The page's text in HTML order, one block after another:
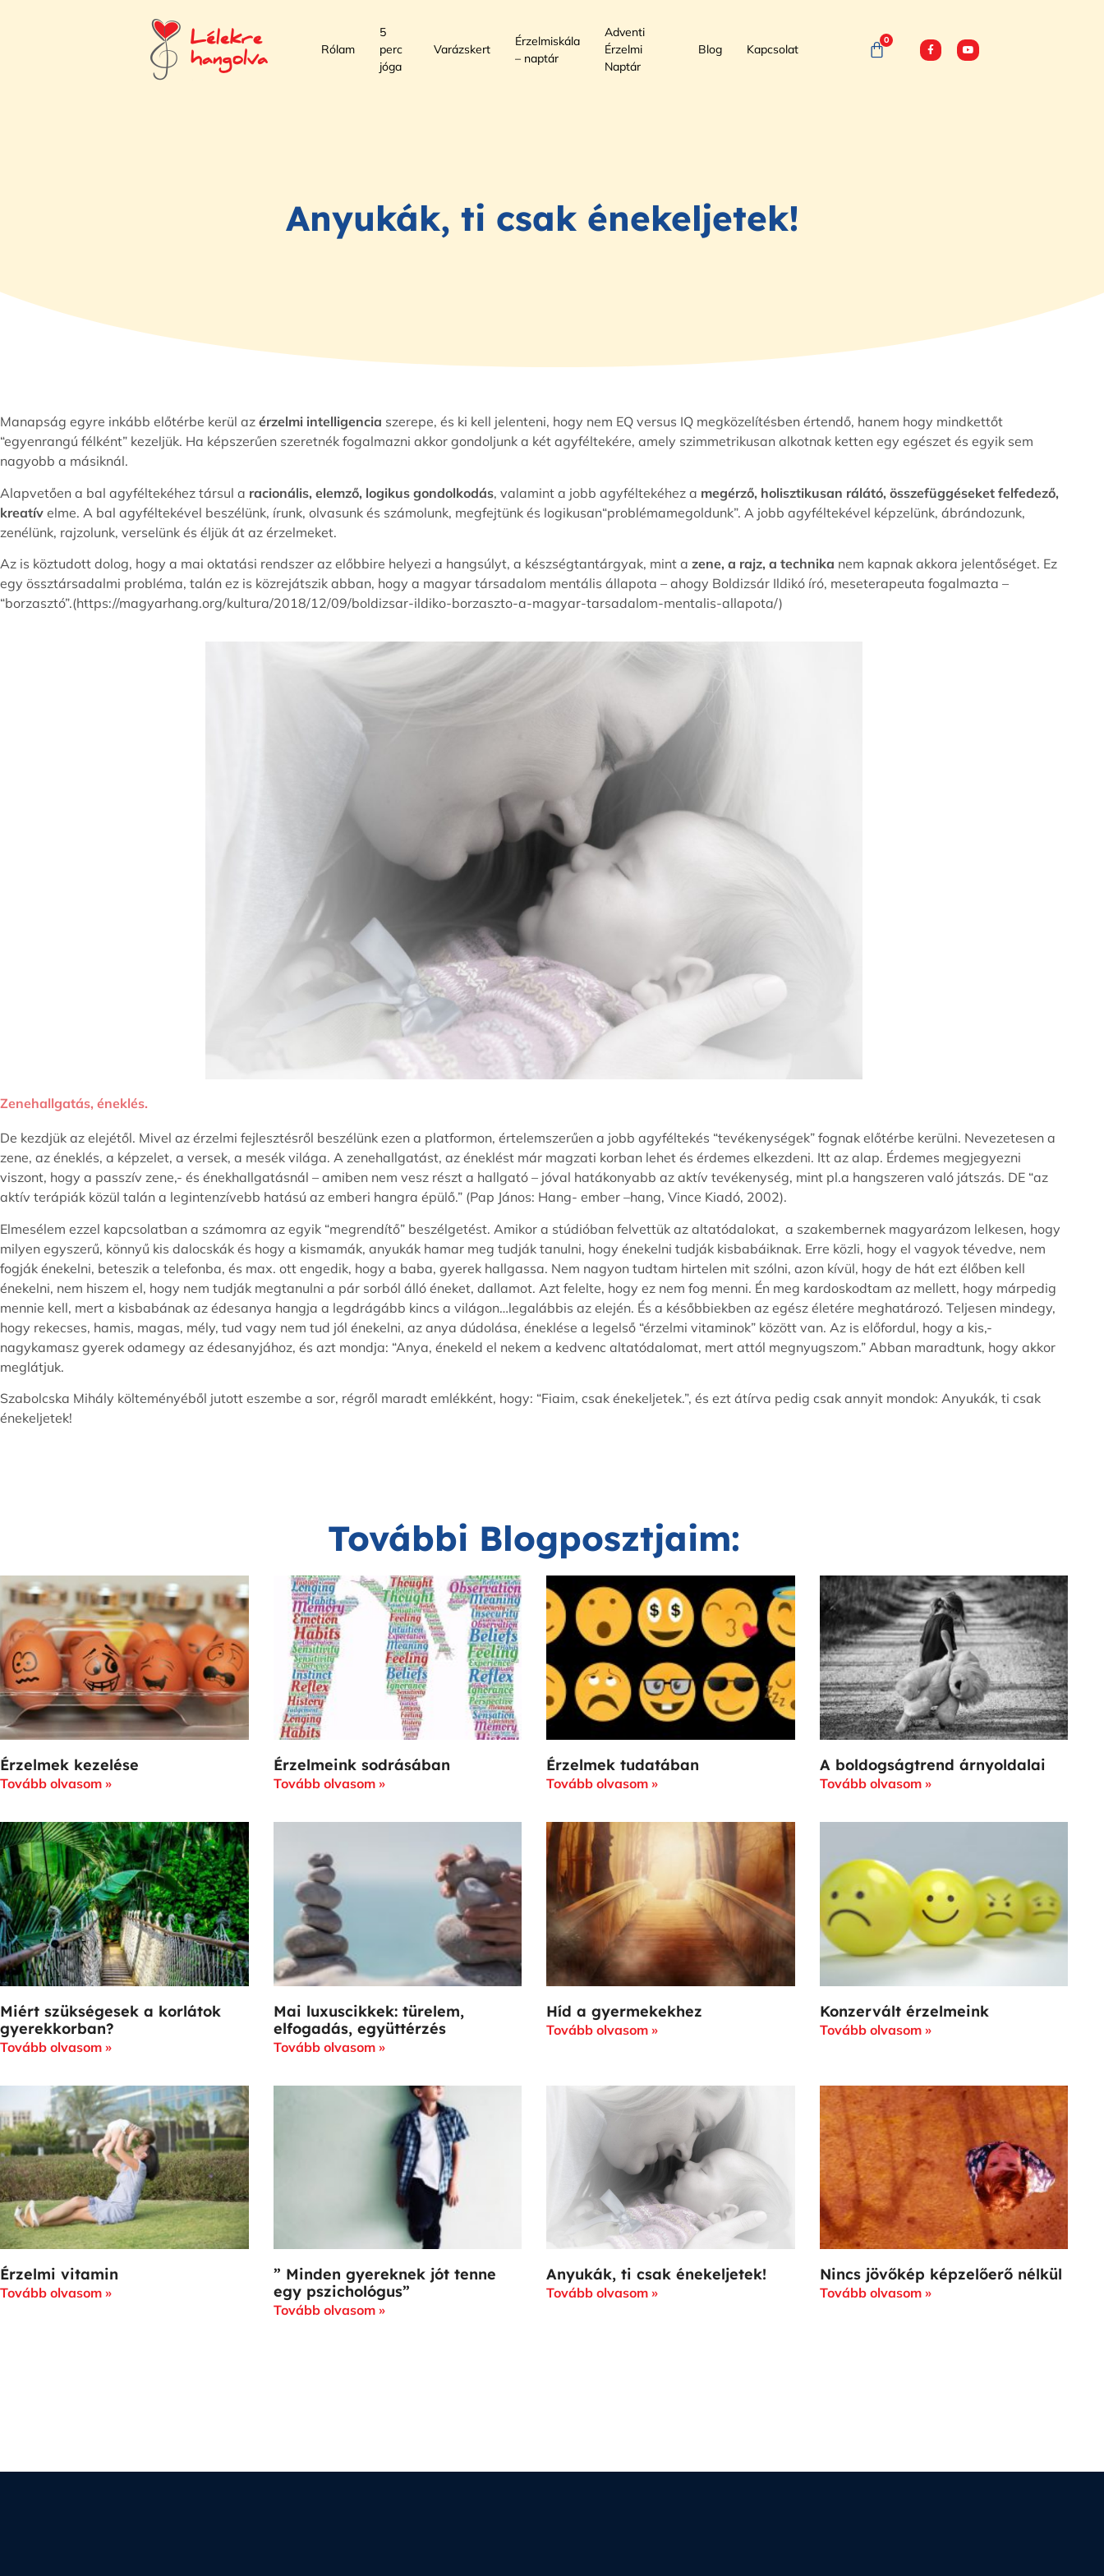
Rólam
5
perc
jóga
Varázskert
Érzelmiskála
– naptár
Adventi
Érzelmi
Naptár
Blog Kapcsolat
0
Anyukák, ti csak énekeljetek!
Manapság egyre inkább előtérbe kerül az érzelmi intelligencia szerepe, és ki kell jelenteni, hogy nem EQ versus IQ megközelítésben értendő, hanem hogy mindkettőt
“egyenrangú félként” kezeljük. Ha képszerűen szeretnék fogalmazni akkor gondoljunk a két agyféltekére, amely szimmetrikusan alkotnak ketten egy egészet és egyik sem
nagyobb a másiknál.
Alapvetően a bal agyféltekéhez társul a racionális, elemző, logikus gondolkodás, valamint a jobb agyféltekéhez a megérző, holisztikusan rálátó, összefüggéseket felfedező,
kreatív elme. A bal agyféltekével beszélünk, írunk, olvasunk és számolunk, megfejtünk és logikusan“problémamegoldunk”. A jobb agyféltekével képzelünk, ábrándozunk,
zenélünk, rajzolunk, verselünk és éljük át az érzelmeket.
Az is köztudott dolog, hogy a mai oktatási rendszer az előbbire helyezi a hangsúlyt, a készségtantárgyak, mint a zene, a rajz, a technika nem kapnak akkora jelentőséget. Ez
egy össztársadalmi probléma, talán ez is közrejátszik abban, hogy a magyar társadalom mentális állapota – ahogy Boldizsár Ildikó író, meseterapeuta fogalmazta –
“borzasztó”.(https://magyarhang.org/kultura/2018/12/09/boldizsar-ildiko-borzaszto-a-magyar-tarsadalom-mentalis-allapota/)
Zenehallgatás, éneklés.
De kezdjük az elejétől. Mivel az érzelmi fejlesztésről beszélünk ezen a platformon, értelemszerűen a jobb agyféltekés “tevékenységek” fognak előtérbe kerülni. Nevezetesen a
zene, az éneklés, a képzelet, a versek, a mesék világa. A zenehallgatást, az éneklést már magzati korban lehet és érdemes elkezdeni. Itt az alap. Érdemes megjegyezni
viszont, hogy a passzív zene,- és énekhallgatásnál – amiben nem vesz részt a hallgató – jóval hatákonyabb az aktív tevékenység, mint pl.a hangszeren való játszás. DE “az
aktív terápiák közül talán a legintenzívebb hatású az emberi hangra épülő.” (Pap János: Hang- ember –hang, Vince Kiadó, 2002).
Elmesélem ezzel kapcsolatban a számomra az egyik “megrendítő” beszélgetést. Amikor a stúdióban felvettük az altatódalokat, a szakembernek magyarázom lelkesen, hogy
milyen egyszerű, könnyű kis dalocskák és hogy a kismamák, anyukák hamar meg tudják tanulni, hogy énekelni tudják kisbabáiknak. Erre közli, hogy el vagyok tévedve, nem
fogják énekelni, beteszik a telefonba, és max. ott engedik, hogy a baba, gyerek hallgassa. Nem nagyon tudtam hirtelen mit szólni, azon kívül, hogy de hát ezt élőben kell
énekelni, nem hiszem el, hogy nem tudják megtanulni a pár sorból álló éneket, dallamot. Azt felelte, hogy ez nem fog menni. Én meg kardoskodtam az mellett, hogy márpedig
mennie kell, mert a kisbabának az édesanya hangja a legdrágább kincs a világon…legalábbis az elején. És a későbbiekben az egész életére meghatározó. Teljesen mindegy,
hogy rekecses, hamis, magas, mély, tud vagy nem tud jól énekelni, az anya dúdolása, éneklése a legelső “érzelmi vitaminok” között van. Az is előfordul, hogy a kis,-
nagykamasz gyerek odamegy az édesanyjához, és azt mondja: “Anya, énekeld el nekem a kedvenc altatódalomat, mert attól megnyugszom.” Abban maradtunk, hogy akkor
meglátjuk.
Szabolcska Mihály költeményéből jutott eszembe a sor, régről maradt emlékként, hogy: “Fiaim, csak énekeljetek.”, és ezt átírva pedig csak annyit mondok: Anyukák, ti csak
énekeljetek!
További Blogposztjaim:
Érzelmek kezelése
Tovább olvasom »
Érzelmeink sodrásában
Tovább olvasom »
Érzelmek tudatában
Tovább olvasom »
A boldogságtrend árnyoldalai
Tovább olvasom »
Miért szükségesek a korlátok
gyerekkorban?
Tovább olvasom »
Mai luxuscikkek: türelem,
elfogadás, együttérzés
Tovább olvasom »
Híd a gyermekekhez
Tovább olvasom »
Konzervált érzelmeink
Tovább olvasom »
Érzelmi vitamin
Tovább olvasom »
” Minden gyereknek jót tenne
egy pszichológus”
Tovább olvasom »
Anyukák, ti csak énekeljetek!
Tovább olvasom »
Nincs jövőkép képzelőerő nélkül
Tovább olvasom »